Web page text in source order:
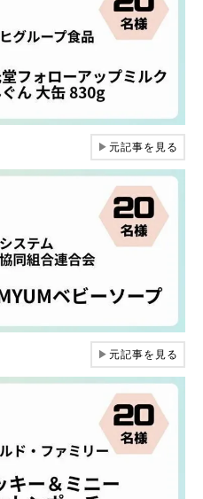
▶元記事を見る
▶元記事を見る